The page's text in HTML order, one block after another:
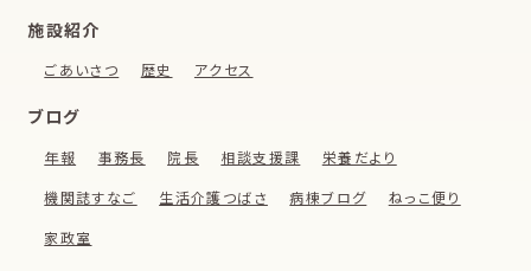
施設紹介
ごあいさつ 歴史 アクセス
ブログ
年報 事務長 院長 相談支援課 栄養だより
機関誌すなご 生活介護つばさ 病棟ブログ ねっこ便り
家政室